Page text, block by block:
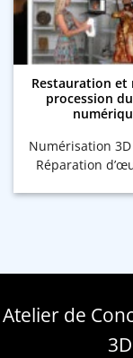
Restauration
procession
Numérisation
Réparation
Atelier de